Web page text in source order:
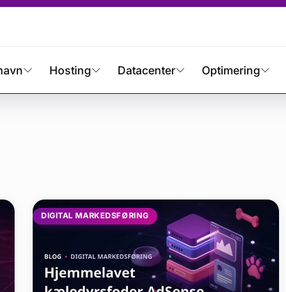
Hosting Datacenter Optimering
yazıları
DIGITAL MARKEDSFØRING